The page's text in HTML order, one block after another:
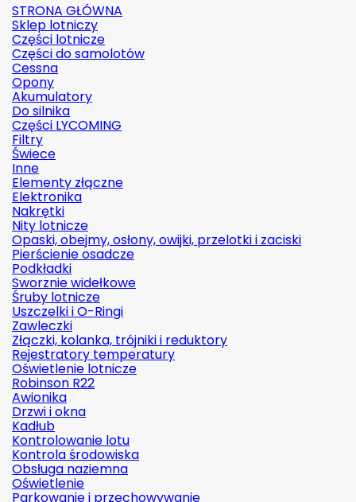
STRONA GŁÓWNA
Sklep lotniczy
Części lotnicze
Części do samolotów
Cessna
Opony
Akumulatory
Do silnika
Części LYCOMING
Filtry
Świece
Inne
Elementy złączne
Elektronika
Nakrętki
Nity lotnicze
Opaski, obejmy, osłony, owijki, przelotki i zaciski
Pierścienie osadcze
Podkładki
Sworznie widełkowe
Śruby lotnicze
Uszczelki i O-Ringi
Zawleczki
Złączki, kolanka, trójniki i reduktory
Rejestratory temperatury
Oświetlenie lotnicze
Robinson R22
Awionika
Drzwi i okna
Kadłub
Kontrolowanie lotu
Kontrola środowiska
Obsługa naziemna
Oświetlenie
Parkowanie i przechowywanie